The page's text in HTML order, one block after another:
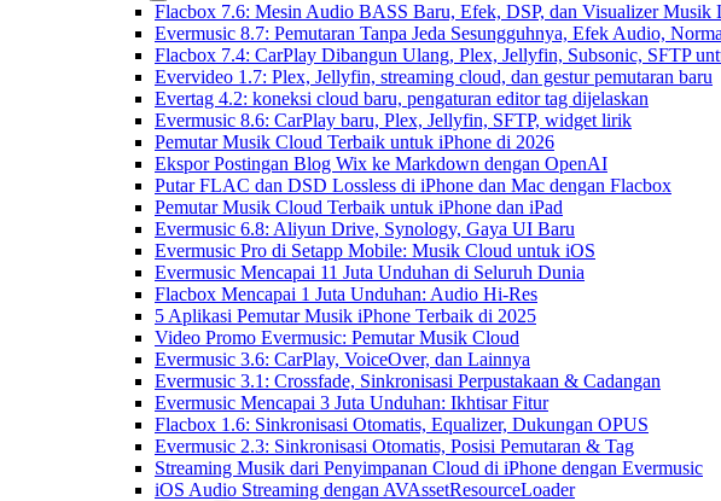
Flacbox 7.6: Mesin Audio BASS Baru, Efek, DSP, dan Visualizer Musik
Evermusic 8.7: Pemutaran Tanpa Jeda Sesungguhnya, Efek Audio,
Flacbox 7.4: CarPlay Dibangun Ulang, Plex, Jellyfin, Subsonic, SFTP
Evervideo 1.7: Plex, Jellyfin, streaming cloud, dan gestur pemutaran baru
Evertag 4.2: koneksi cloud baru, pengaturan editor tag dijelaskan
Evermusic 8.6: CarPlay baru, Plex, Jellyfin, SFTP, widget lirik
Pemutar Musik Cloud Terbaik untuk iPhone di 2026
Ekspor Postingan Blog Wix ke Markdown dengan OpenAI
Putar FLAC dan DSD Lossless di iPhone dan Mac dengan Flacbox
Pemutar Musik Cloud Terbaik untuk iPhone dan iPad
Evermusic 6.8: Aliyun Drive, Synology, Gaya UI Baru
Evermusic Pro di Setapp Mobile: Musik Cloud untuk iOS
Evermusic Mencapai 11 Juta Unduhan di Seluruh Dunia
Flacbox Mencapai 1 Juta Unduhan: Audio Hi-Res
5 Aplikasi Pemutar Musik iPhone Terbaik di 2025
Video Promo Evermusic: Pemutar Musik Cloud
Evermusic 3.6: CarPlay, VoiceOver, dan Lainnya
Evermusic 3.1: Crossfade, Sinkronisasi Perpustakaan & Cadangan
Evermusic Mencapai 3 Juta Unduhan: Ikhtisar Fitur
Flacbox 1.6: Sinkronisasi Otomatis, Equalizer, Dukungan OPUS
Evermusic 2.3: Sinkronisasi Otomatis, Posisi Pemutaran & Tag
Streaming Musik dari Penyimpanan Cloud di iPhone dengan Evermusic
iOS Audio Streaming dengan AVAssetResourceLoader